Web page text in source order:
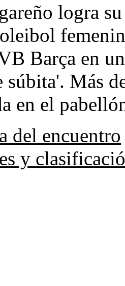
logra
Barça en
súbita'. Más
en el
del encuentro
y